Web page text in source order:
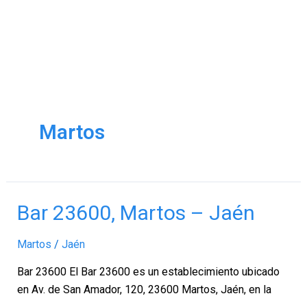
Martos
Bar 23600, Martos – Jaén
Martos / Jaén
Bar 23600 El Bar 23600 es un establecimiento ubicado
en Av. de San Amador, 120, 23600 Martos, Jaén, en la
Bar
23600,
Martos
Jaén